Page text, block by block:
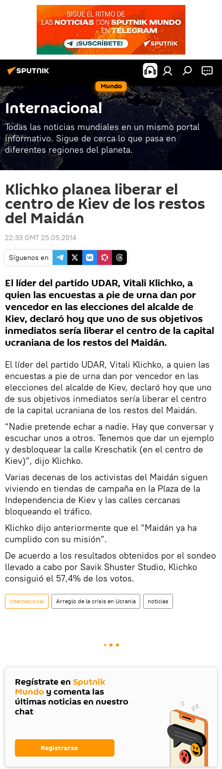
Mundo
Internacional
Todas las noticias mundiales en un mismo portal
informativo. Sigue de cerca lo que pasa en
diferentes regiones del planeta.
Klichko planea liberar el
centro de Kiev de los restos
del Maidán
22:33 GMT 25.05.2014
Síguenos en
El líder del partido UDAR, Vitali Klichko, a
quien las encuestas a pie de urna dan por
vencedor en las elecciones del alcalde de
Kiev, declaró hoy que uno de sus objetivos
inmediatos sería liberar el centro de la capital
ucraniana de los restos del Maidán.
El líder del partido UDAR, Vitali Klichko, a quien las
encuestas a pie de urna dan por vencedor en las
elecciones del alcalde de Kiev, declaró hoy que uno
de sus objetivos inmediatos sería liberar el centro
de la capital ucraniana de los restos del Maidán.
“Nadie pretende echar a nadie. Hay que conversar y
escuchar unos a otros. Tenemos que dar un ejemplo
y desbloquear la calle Kreschatik (en el centro de
Kiev)”, dijo Klichko.
Varias decenas de los activistas del Maidán siguen
viviendo en tiendas de campaña en la Plaza de la
Independencia de Kiev y las calles cercanas
bloqueando el tráfico.
Klichko dijo anteriormente que el “Maidán ya ha
cumplido con su misión”.
De acuerdo a los resultados obtenidos por el sondeo
llevado a cabo por Savik Shuster Studio, Klichko
consiguió el 57,4% de los votos.
Internacional Arreglo de la crisis en Ucrania noticias
Regístrate en Sputnik
Mundo y comenta las
últimas noticias en nuestro
chat
Registrarse